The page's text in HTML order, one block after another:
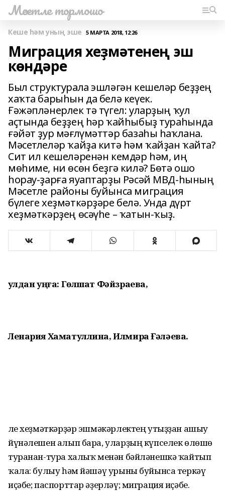
Мәсетле тормошо
Кеше һәм уның эше 5 МАРТА 2018, 12:26
Миграция хеҙмәтенең эш
көндәре
Был структурала эшләгән кешеләр беҙҙең
хаҡта барыһын да белә кеүек.
Ғәжәпләнерлек тә түгел: уларҙың ҡул
аҫтында беҙҙең һәр ҡайһыбыҙ тураһында
ғәйәт ҙур мәғлүмәттәр базаһы һаҡлана.
Мәсетлеләр ҡайҙа китә һәм ҡайҙан ҡайта?
Сит ил кешеләренән кемдәр һәм, иң
мөһиме, ни өсөн беҙгә килә? Бөтә ошо
һорау-ҙарға яуаптарҙы Рәсәй МВД-һының
Мәсетле районы буйынса миграция
бүлеге хеҙмәткәрҙәре белә. Унда дүрт
хеҙмәткәрҙең өсәүһе – ҡатын-ҡыҙ.
Һулдан уңға: Гөлшат Фәйзраева,
Ленария Хаматуллина, Илмира Ғәләева.
Әле хеҙмәткәрҙәр эшмәкәрлектең утыҙҙан ашыу
йүнәлешен алып бара, уларҙың күпселек өлөшө
туранан-тура халыҡ менән бәйләнешкә ҡайтып
ҡала: булыу һәм йәшәү урыны буйынса теркәү
иҫәбе; паспорттар әҙерләү; миграция иҫәбе.